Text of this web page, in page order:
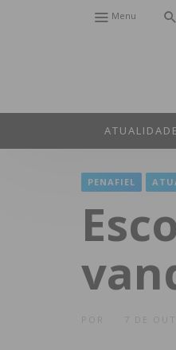
Menu
ATUALIDADE
PENAFIEL
7 DE